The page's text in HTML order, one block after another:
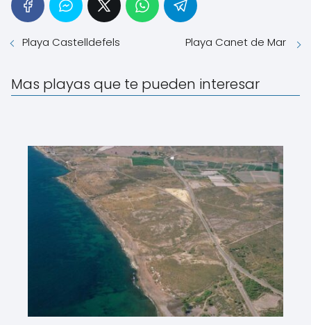
Playa Castelldefels Playa Canet de Mar
Mas playas que te pueden interesar